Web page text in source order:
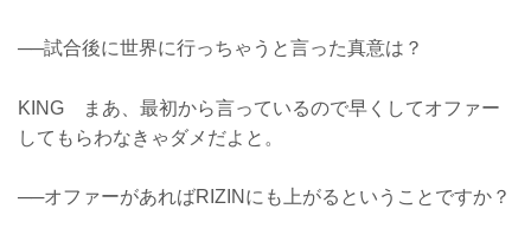
──試合後に世界に行っちゃうと言った真意は？
KING まあ、最初から言っているので早くしてオファー
してもらわなきゃダメだよと。
──オファーがあればRIZINにも上がるということですか？